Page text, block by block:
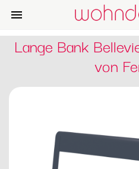

Lange Bank
von